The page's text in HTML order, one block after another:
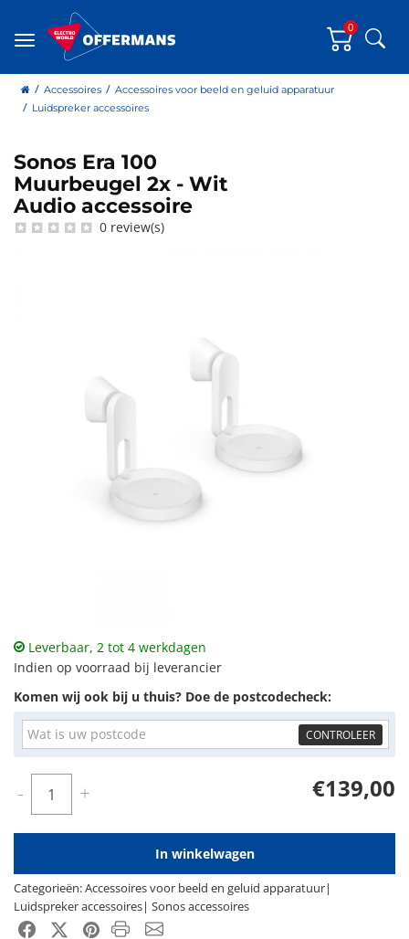
Menu
0
homeAccessoires
Accessoires voor beeld en geluid apparatuur
Luidspreker accessoires
Sonos
Sonos Era 100
Muurbeugel 2x - Wit
Audio accessoire
0 review(s)
Leverbaar, 2 tot 4 werkdagen
Indien op voorraad bij leverancier
Komen wij ook bij u thuis? Doe de postcodecheck:
CONTROLEER
€139,00
- +
In winkelwagen
Categorieën:Accessoires voor beeld en geluid apparatuur|
Luidspreker accessoires| Sonos accessoires
FacebookX-Twitter
PinterestProduct PDF
Email